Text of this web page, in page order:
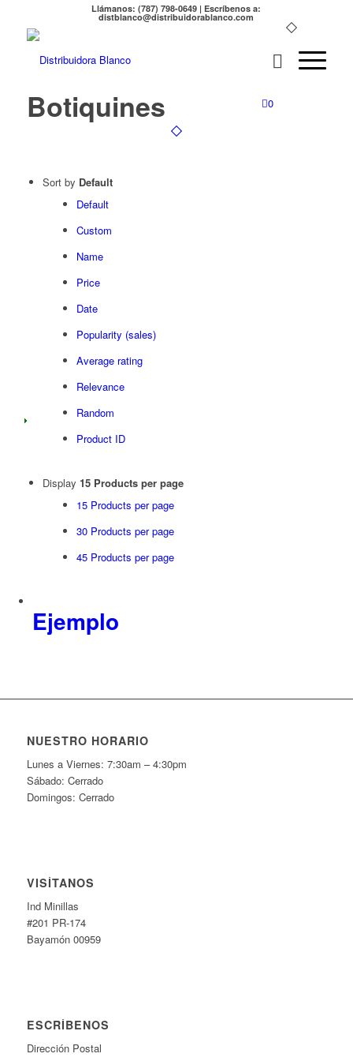
Llámanos: (787) 798-0649 | Escríbenos a:
distblanco@distribuidorablanco.com
0
Botiquines
Sort by Default
Default
Custom
Name
Price
Date
Popularity (sales)
Average rating
Relevance
Random
Product ID
Display 15 Products per page
15 Products per page
30 Products per page
45 Products per page
Ejemplo
NUESTRO HORARIO
Lunes a Viernes: 7:30am – 4:30pm
Sábado: Cerrado
Domingos: Cerrado
VISÍTANOS
Ind Minillas
#201 PR-174
Bayamón 00959
ESCRÍBENOS
Dirección Postal